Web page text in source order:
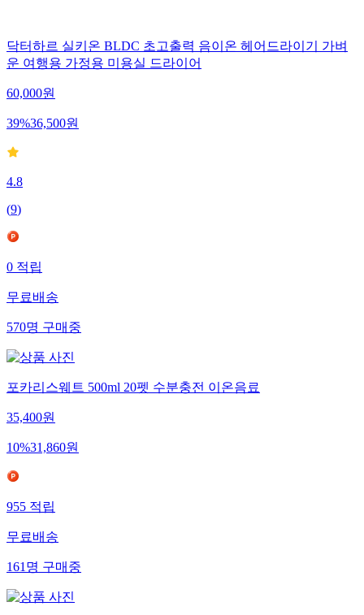
닥터하르 실키온 BLDC 초고출력 음이온 헤어드라이기 가벼
운 여행용 가정용 미용실 드라이어
60,000원
39%36,500원
4.8
(9)
0적립
무료배송
570명구매중
포카리스웨트 500ml 20펫 수분충전 이온음료
35,400원
10%31,860원
955적립
무료배송
161명구매중